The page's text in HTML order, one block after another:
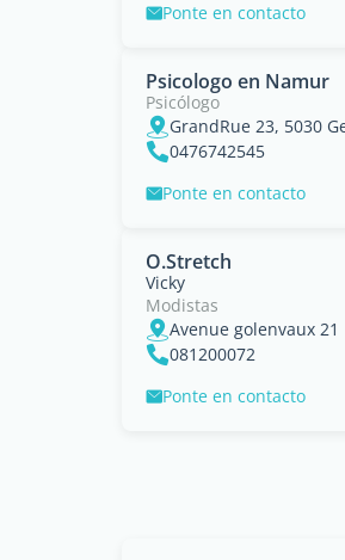
Ponte en contacto
Psicologo en Namur
Psicólogo
GrandRue 23, 5030
0476742545
Ponte en contacto
O.Stretch
Vicky
Modistas
Avenue golenvaux 21
081200072
Ponte en contacto